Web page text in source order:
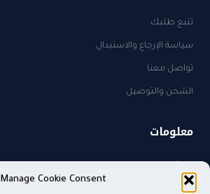
Manage Cookie Consent
تتبع طلبك
سياسة الإرجاع والاستبدال
تواصل معنا
الشحن والتوصيل
معلومات
سياسة الخصوصية